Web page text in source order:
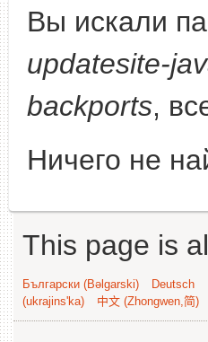
Вы искали
updatesite-
backports,
Ничего не
This page is
Български (Bəlgarski) Deutsch
(ukrajins'ka)
中文 (Zhongwen,简)